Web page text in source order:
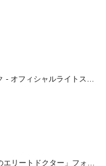
Beans-】
- オフィシャルライトステ
エリートドクター」フォト